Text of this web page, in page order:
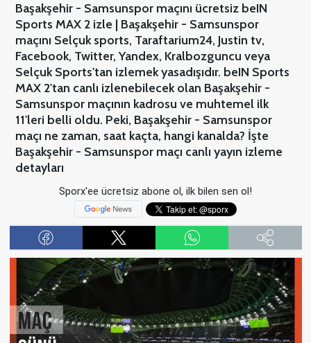
Başakşehir - Samsunspor maçını ücretsiz beIN
Sports MAX 2 izle | Başakşehir - Samsunspor
maçını Selçuk sports, Taraftarium24, Justin tv,
Facebook, Twitter, Yandex, Kralbozguncu veya
Selçuk Sports'tan izlemek yasadışıdır. beIN Sports
MAX 2'tan canlı izlenebilecek olan Başakşehir -
Samsunspor maçının kadrosu ve muhtemel ilk
11'leri belli oldu. Peki, Başakşehir - Samsunspor
maçı ne zaman, saat kaçta, hangi kanalda? İşte
Başakşehir - Samsunspor maçı canlı yayın izleme
detayları
Sporx'ee ücretsiz abone ol, ilk bilen sen ol!